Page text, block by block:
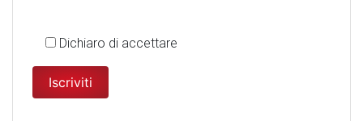
Dichiaro di accettare